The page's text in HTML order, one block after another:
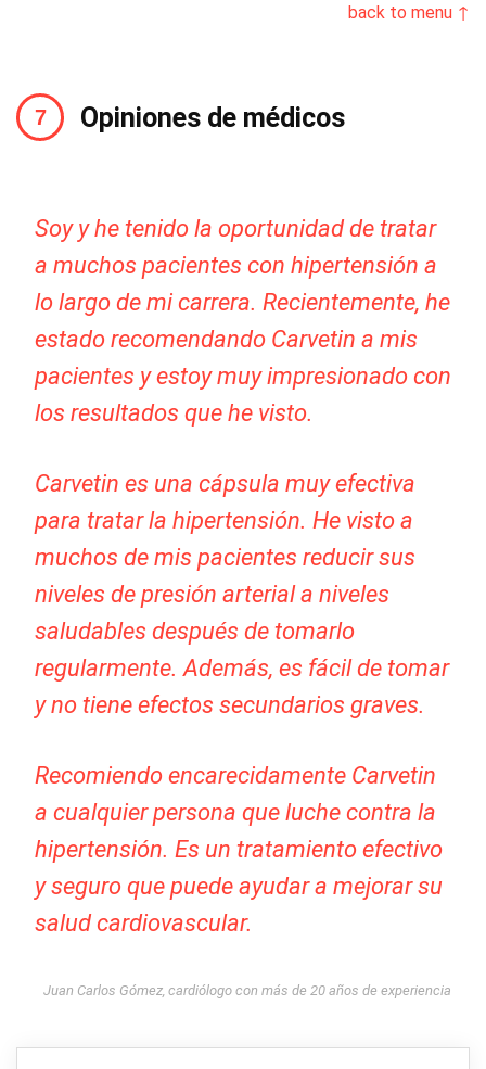
back to menu ↑
Opiniones de médicos
Soy y he tenido la oportunidad de tratar
a muchos pacientes con hipertensión a
lo largo de mi carrera. Recientemente, he
estado recomendando Carvetin a mis
pacientes y estoy muy impresionado con
los resultados que he visto.
Carvetin es una cápsula muy efectiva
para tratar la hipertensión. He visto a
muchos de mis pacientes reducir sus
niveles de presión arterial a niveles
saludables después de tomarlo
regularmente. Además, es fácil de tomar
y no tiene efectos secundarios graves.
Recomiendo encarecidamente Carvetin
a cualquier persona que luche contra la
hipertensión. Es un tratamiento efectivo
y seguro que puede ayudar a mejorar su
salud cardiovascular.
Juan Carlos Gómez, cardiólogo con más de 20 años de experiencia